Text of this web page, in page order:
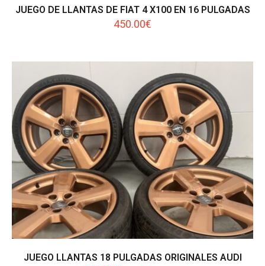
JUEGO DE LLANTAS DE FIAT 4 X100 EN 16 PULGADAS
450.00€
JUEGO LLANTAS 18 PULGADAS ORIGINALES AUDI